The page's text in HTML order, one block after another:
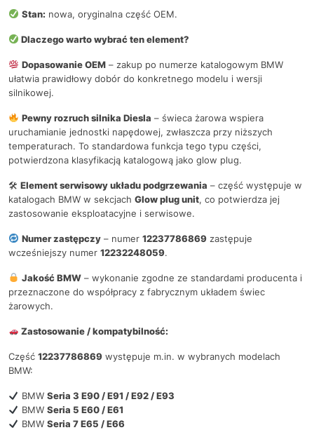
Stan: nowa, oryginalna część OEM.
Dlaczego warto wybrać ten element?
Dopasowanie OEM– zakup po numerze katalogowym BMW
ułatwia prawidłowy dobór do konkretnego modelu i wersji
silnikowej.
Pewny rozruch silnika Diesla – świeca żarowa wspiera
uruchamianie jednostki napędowej, zwłaszcza przy niższych
temperaturach. To standardowa funkcja tego typu części,
potwierdzona klasyfikacją katalogową jako glow plug.
🛠 Element serwisowy układu podgrzewania – część występuje w
katalogach BMW w sekcjach Glow plug unit, co potwierdza jej
zastosowanie eksploatacyjne i serwisowe.
Numer zastępczy– numer 12237786869zastępuje
wcześniejszy numer 12232248059.
Jakość BMW– wykonanie zgodne ze standardami producenta i
przeznaczone do współpracy z fabrycznym układem świec
żarowych.
Zastosowanie / kompatybilność:
Część 12237786869 występuje m.in. w wybranych modelach
BMW:
BMW Seria 3 E90 / E91 / E92 / E93
BMW Seria 5 E60 / E61
BMW Seria 7 E65 / E66